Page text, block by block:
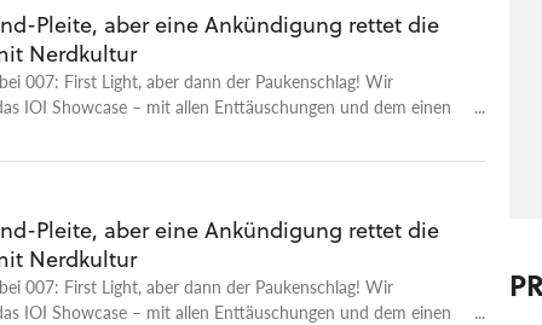
Pleite, aber eine Ankündigung rettet die
Nerdkultur
007: First Light, aber dann der Paukenschlag! Wir
IOI Showcase – mit allen Enttäuschungen und dem einen
Podcast-Version - Alle Folgen des GameStar Podcasts -
bei Podcast Addict Mehr Videotalks findet ihr auf bei
- auch auf Youtube. Was ist GameStar Talk? GameStar Talk
die Videofassung des GameStar Podcasts und ein
Angebot von GameStar, GamePro und MeinMMO. Wir
jedem Gespräch, mit jedem Video unterhalten und zugleich
Pleite, aber eine Ankündigung rettet die
Nerdkultur
007: First Light, aber dann der Paukenschlag! Wir
IOI Showcase – mit allen Enttäuschungen und dem einen